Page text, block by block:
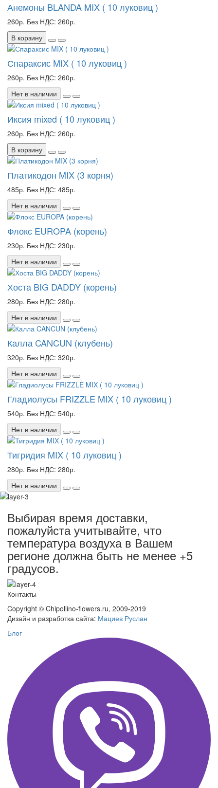
Анемоны BLANDA MIX ( 10 луковиц )
260р. Без НДС: 260р.
В корзину
Спараксис MIX ( 10 луковиц )
260р. Без НДС: 260р.
Нет в наличии
Иксия mixed ( 10 луковиц )
260р. Без НДС: 260р.
В корзину
Платикодон MIX (3 корня)
485р. Без НДС: 485р.
Нет в наличии
Флокс EUROPA (корень)
230р. Без НДС: 230р.
Нет в наличии
Хоста BIG DADDY (корень)
280р. Без НДС: 280р.
Нет в наличии
Калла CANCUN (клубень)
320р. Без НДС: 320р.
Нет в наличии
Гладиолусы FRIZZLE MIX ( 10 луковиц )
540р. Без НДС: 540р.
Нет в наличии
Тигридия MIX ( 10 луковиц )
280р. Без НДС: 280р.
Нет в наличии
Выбирая время доставки,
пожалуйста учитывайте, что
температура воздуха в Вашем
регионе должна быть не менее +5
градусов.
Контакты
Copyright © Chipollino-flowers.ru, 2009-2019
Дизайн и разработка сайта: Мациев Руслан
Блог